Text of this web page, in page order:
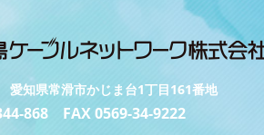
知県常滑市かじま台1丁目161番地
868 FAX 0569-34-9222